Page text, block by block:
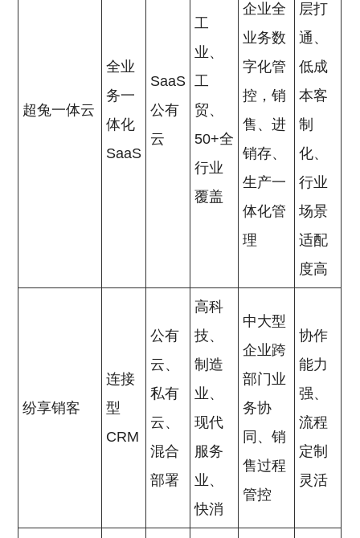
超兔一体云
全业
务一
体化
SaaS
SaaS
公有
云
工
业、
工
贸、
50+全
行业
覆盖
企业全
业务数
字化管
控，销
售、进
销存、
生产一
体化管
理
层打
通、
低成
本客
制
化、
行业
场景
适配
度高
纷享销客
连接
型
CRM
公有
云、
私有
云、
混合
部署
高科
技、
制造
业、
现代
服务
业、
快消
中大型
企业跨
部门业
务协
同、销
售过程
管控
协作
能力
强、
流程
定制
灵活